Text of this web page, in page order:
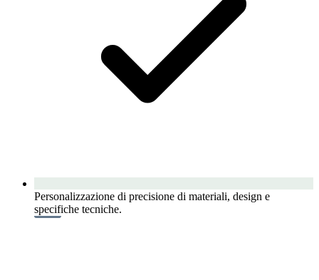
Personalizzazione di precisione di materiali, design e
specifiche tecniche.